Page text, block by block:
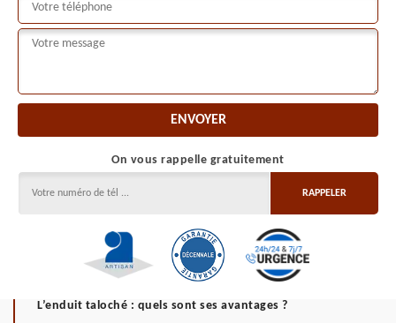
On vous rappelle gratuitement
L’enduit taloché : quels sont ses avantages ?